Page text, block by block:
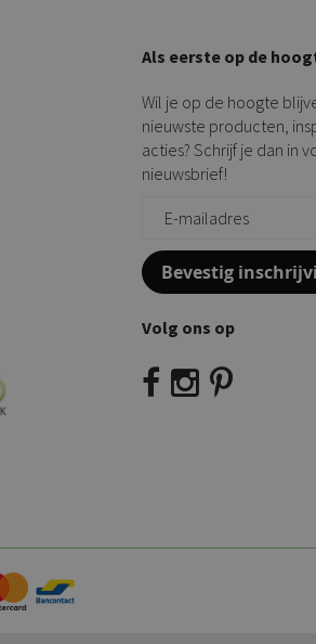
Als eerste op de
Wil je op de hoogte
nieuwste producten,
acties? Schrijf je dan in
nieuwsbrief!
Bevestig
Volg ons op